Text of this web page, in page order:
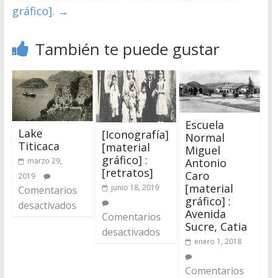
gráfico]. →
También te puede gustar
Lake
Titicaca
marzo 29,
2019
Comentarios
desactivados
[Iconografía]
[material
gráfico] :
[retratos]
junio 18, 2019
Comentarios
desactivados
Escuela
Normal
Miguel
Antonio
Caro
[material
gráfico] :
Avenida
Sucre, Catia
enero 1, 2018
Comentarios